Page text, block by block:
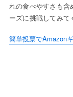
れの食べやすさも含
ーズに挑戦してみ
簡単投票でAmazon